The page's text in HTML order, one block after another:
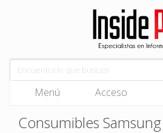
Menú Acceso
Consumibles Samsung